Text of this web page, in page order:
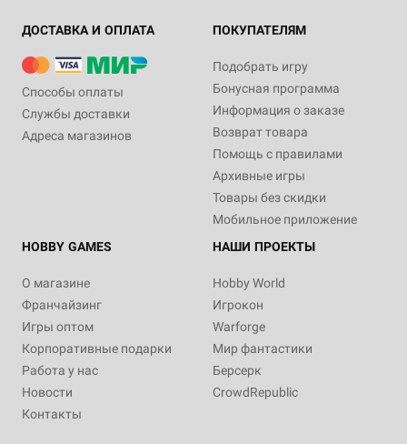
ДОСТАВКА И ОПЛАТА
Способы оплаты
Службы доставки
Адреса магазинов
ПОКУПАТЕЛЯМ
Подобрать игру
Бонусная программа
Информация о заказе
Возврат товара
Помощь с правилами
Архивные игры
Товары без скидки
Мобильное приложение
HOBBY GAMES
О магазине
Франчайзинг
Игры оптом
Корпоративные подарки
Работа у нас
Новости
Контакты
НАШИ ПРОЕКТЫ
Hobby World
Игрокон
Warforge
Мир фантастики
Берсерк
CrowdRepublic